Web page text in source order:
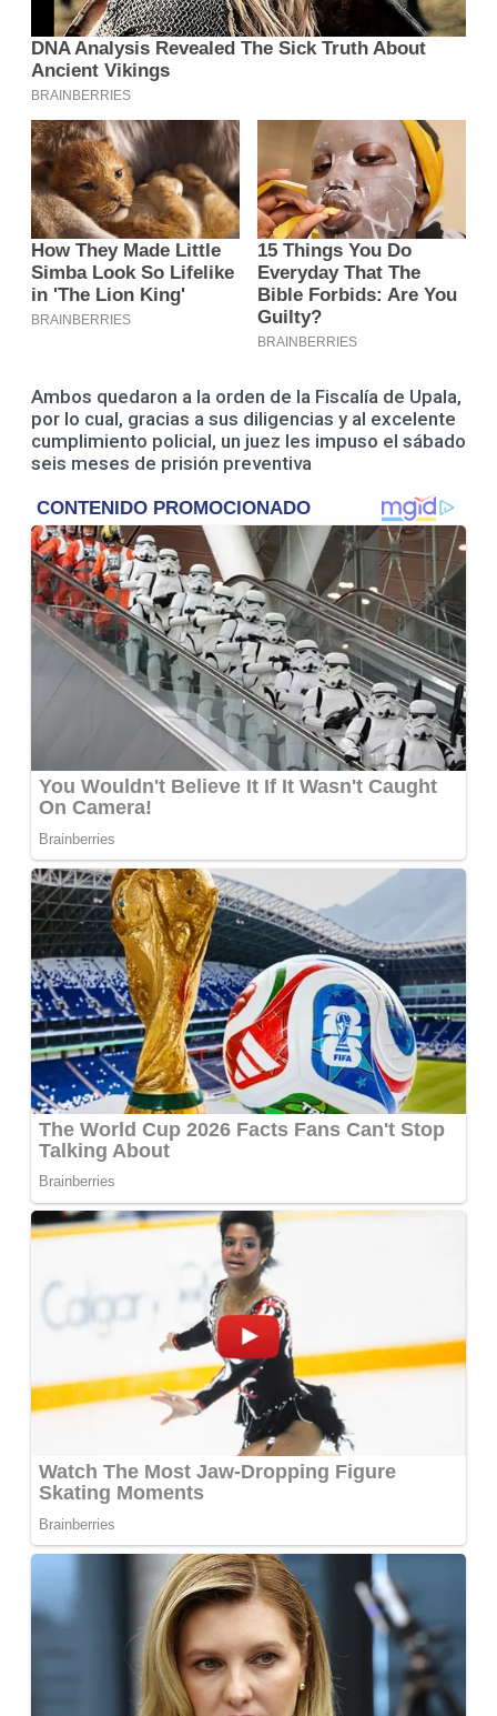
Ambos quedaron a la orden de la Fiscalía de Upala,
por lo cual, gracias a sus diligencias y al excelente
cumplimiento policial, un juez les impuso el sábado
seis meses de prisión preventiva